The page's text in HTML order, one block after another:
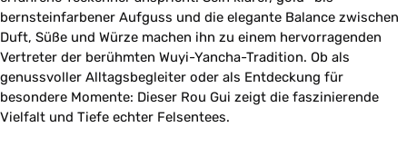
bernsteinfarbener Aufguss und die elegante Balance zwischen
Duft, Süße und Würze machen ihn zu einem hervorragenden
Vertreter der berühmten Wuyi-Yancha-Tradition. Ob als
genussvoller Alltagsbegleiter oder als Entdeckung für
besondere Momente: Dieser Rou Gui zeigt die faszinierende
Vielfalt und Tiefe echter Felsentees.